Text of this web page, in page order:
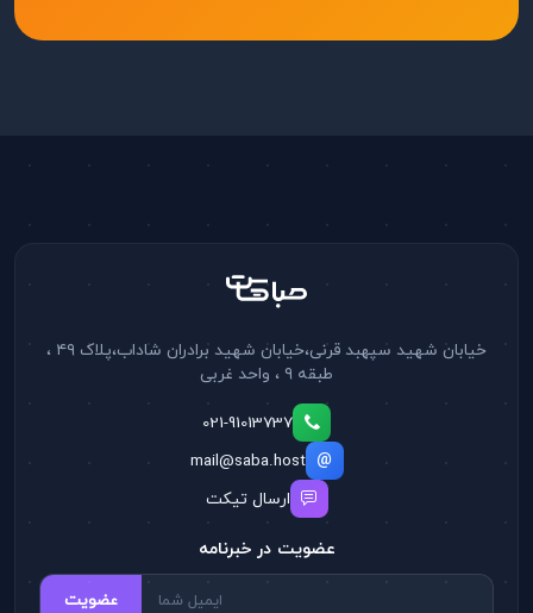
خیابان شهید سپهبد قرنی،خیابان شهید برادران شاداب،پلاک ۴۹ ،
طبقه ۹ ، واحد غربی
021-91013737
mail@saba.host
ارسال تیکت
عضویت در خبرنامه
عضویت